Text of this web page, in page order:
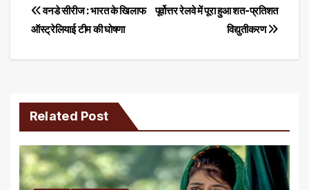
Post
navigation
पूर्वोत्तर रेलवे में पूरा हुआ शत-प्रतिशत
विद्युतीकरण
वनडे सीरीज : भारत के खिलाफ
ऑस्ट्रेलियाई टीम की घोषणा
Related Post